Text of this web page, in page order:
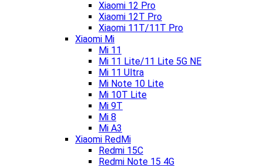
Xiaomi 12 Pro
Xiaomi 12T Pro
Xiaomi 11T/11T Pro
Xiaomi Mi
Mi 11
Mi 11 Lite/11 Lite 5G NE
Mi 11 Ultra
Mi Note 10 Lite
Mi 10T Lite
Mi 9T
Mi 8
Mi A3
Xiaomi RedMi
Redmi 15C
Redmi Note 15 4G